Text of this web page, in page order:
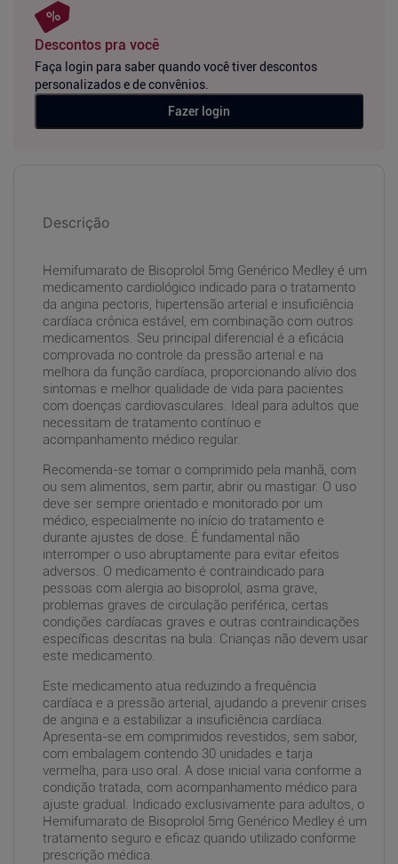
Descontos pra você
Faça login para saber quando você tiver descontos
personalizados e de convênios.
Fazer login
Descrição
Hemifumarato de Bisoprolol 5mg Genérico Medley é um
medicamento cardiológico indicado para o tratamento
da angina pectoris, hipertensão arterial e insuficiência
cardíaca crônica estável, em combinação com outros
medicamentos. Seu principal diferencial é a eficácia
comprovada no controle da pressão arterial e na
melhora da função cardíaca, proporcionando alívio dos
sintomas e melhor qualidade de vida para pacientes
com doenças cardiovasculares. Ideal para adultos que
necessitam de tratamento contínuo e
acompanhamento médico regular.
Recomenda-se tomar o comprimido pela manhã, com
ou sem alimentos, sem partir, abrir ou mastigar. O uso
deve ser sempre orientado e monitorado por um
médico, especialmente no início do tratamento e
durante ajustes de dose. É fundamental não
interromper o uso abruptamente para evitar efeitos
adversos. O medicamento é contraindicado para
pessoas com alergia ao bisoprolol, asma grave,
problemas graves de circulação periférica, certas
condições cardíacas graves e outras contraindicações
específicas descritas na bula. Crianças não devem usar
este medicamento.
Este medicamento atua reduzindo a frequência
cardíaca e a pressão arterial, ajudando a prevenir crises
de angina e a estabilizar a insuficiência cardíaca.
Apresenta-se em comprimidos revestidos, sem sabor,
com embalagem contendo 30 unidades e tarja
vermelha, para uso oral. A dose inicial varia conforme a
condição tratada, com acompanhamento médico para
ajuste gradual. Indicado exclusivamente para adultos, o
Hemifumarato de Bisoprolol 5mg Genérico Medley é um
tratamento seguro e eficaz quando utilizado conforme
prescrição médica.